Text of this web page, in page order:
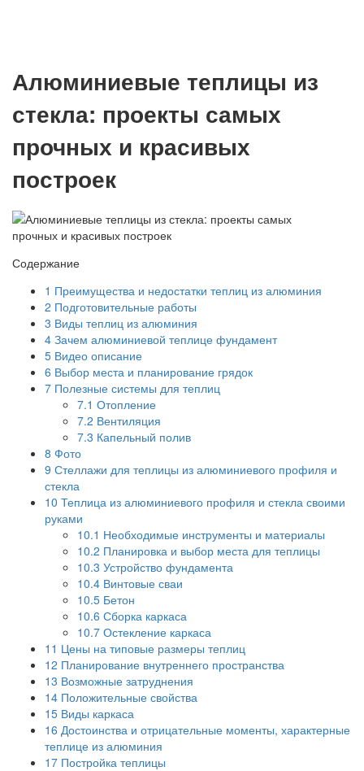
Алюминиевые теплицы из
стекла: проекты самых
прочных и красивых
построек
Содержание
1 Преимущества и недостатки теплиц из алюминия
2 Подготовительные работы
3 Виды теплиц из алюминия
4 Зачем алюминиевой теплице фундамент
5 Видео описание
6 Выбор места и планирование грядок
7 Полезные системы для теплиц
7.1 Отопление
7.2 Вентиляция
7.3 Капельный полив
8 Фото
9 Стеллажи для теплицы из алюминиевого профиля и
стекла
10 Теплица из алюминиевого профиля и стекла своими
руками
10.1 Необходимые инструменты и материалы
10.2 Планировка и выбор места для теплицы
10.3 Устройство фундамента
10.4 Винтовые сваи
10.5 Бетон
10.6 Сборка каркаса
10.7 Остекление каркаса
11 Цены на типовые размеры теплиц
12 Планирование внутреннего пространства
13 Возможные затруднения
14 Положительные свойства
15 Виды каркаса
16 Достоинства и отрицательные моменты, характерные
теплице из алюминия
17 Постройка теплицы